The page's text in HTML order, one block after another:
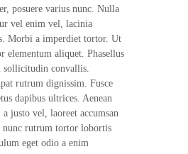
posuere varius nunc. Nulla
vel enim vel, lacinia
Morbi a imperdiet tortor. Ut
elementum aliquet. Phasellus
convallis.
rutrum dignissim. Fusce
dapibus ultrices. Aenean
justo vel, laoreet accumsan
nunc rutrum tortor lobortis
eget odio a enim